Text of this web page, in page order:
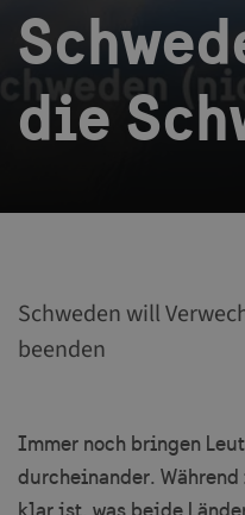
die
Schweden will
beenden
Immer noch bringen
durcheinander.